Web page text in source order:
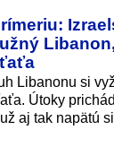
Libanonu si
Útoky
aj tak napätú